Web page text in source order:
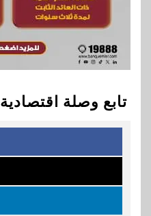
تابع وصلة اقتصادية